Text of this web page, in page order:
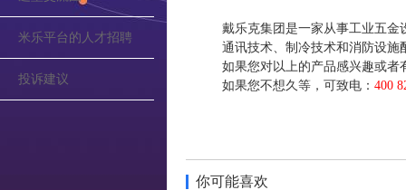
米乐平台的人才招聘
投诉建议
戴乐克集团是一家从事工业五金
通讯技术、制冷技术和消防设
如果您对以上的产品感兴趣或者
如果您不想久等，可致电： 400
你可能喜欢